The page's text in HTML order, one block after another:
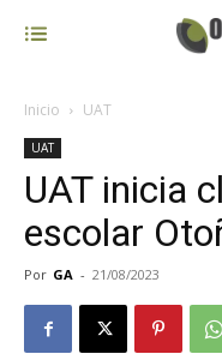
Inicio UAT
UAT
UAT inicia
escolar
Por GA - 21/08/2023